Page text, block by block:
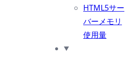
HTML5サー
バーメモリ
使用量